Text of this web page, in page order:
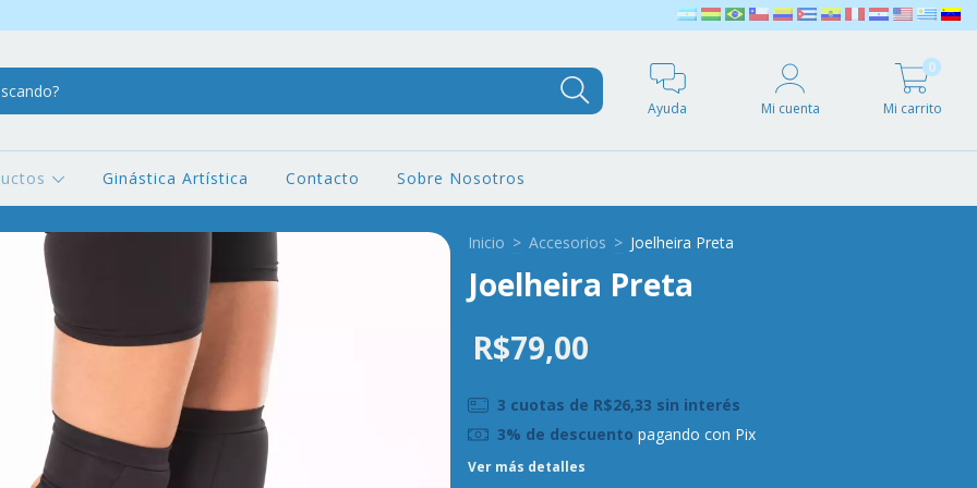
Ayuda Mi cuenta Mi carrito
0
Ginástica Artística Contacto Sobre Nosotros
Inicio > Accesorios > Joelheira Preta
Joelheira Preta
R$79,00
3 cuotas de R$26,33 sin interés
3% de descuento pagando con Pix
Ver más detalles